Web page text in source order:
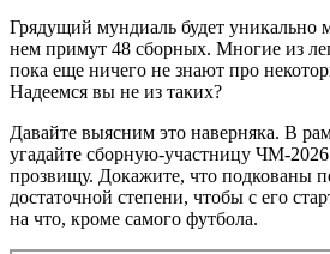
Грядущий мундиаль будет уникально
нем примут 48 сборных. Многие из
пока еще ничего не знают про
Надеемся вы не из таких?
Давайте выясним это наверняка. В
угадайте сборную-участницу ЧМ-
прозвищу. Докажите, что подкованы
достаточной степени, чтобы с его
на что, кроме самого футбола.